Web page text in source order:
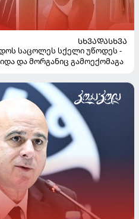
ᲡᲮᲕᲐᲓᲐᲡᲮᲕᲐ
საცოლეს სქელი უწოდეს -
და მორგანიც გამოექომაგა